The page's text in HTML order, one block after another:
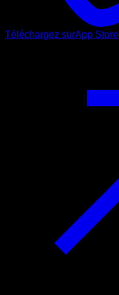
Téléchargez surApp Store